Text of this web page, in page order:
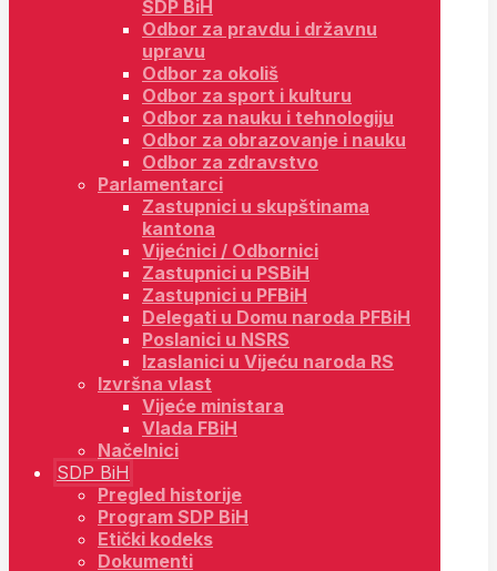
SDP BiH
Odbor za pravdu i državnu
upravu
Odbor za okoliš
Odbor za sport i kulturu
Odbor za nauku i tehnologiju
Odbor za obrazovanje i nauku
Odbor za zdravstvo
Parlamentarci
Zastupnici u skupštinama
kantona
Vijećnici / Odbornici
Zastupnici u PSBiH
Zastupnici u PFBiH
Delegati u Domu naroda PFBiH
Poslanici u NSRS
Izaslanici u Vijeću naroda RS
Izvršna vlast
Vijeće ministara
Vlada FBiH
Načelnici
SDP BiH
Pregled historije
Program SDP BiH
Etički kodeks
Dokumenti